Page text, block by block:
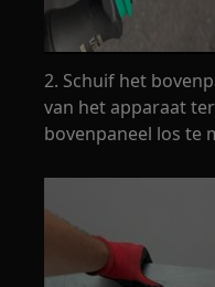
2. Schuif het
van het apparaat
bovenpaneel los te